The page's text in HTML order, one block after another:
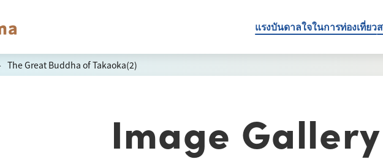
แรงบันดาลใจในการท่องเที่ยว
The Great Buddha of Takaoka(2)
Image Gallery